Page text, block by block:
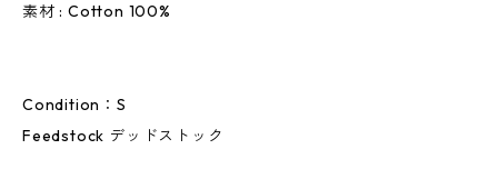
素材 : Cotton 100%
Condition：S
Feedstock デッドストック